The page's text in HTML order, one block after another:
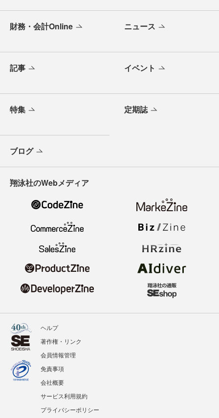
財務・会計Online ニュース
記事 イベント
特集 定期誌
ブログ
翔泳社のWebメディア
ヘルプ
著作権・リンク
会員情報管理
免責事項
会社概要
サービス利用規約
プライバシーポリシー